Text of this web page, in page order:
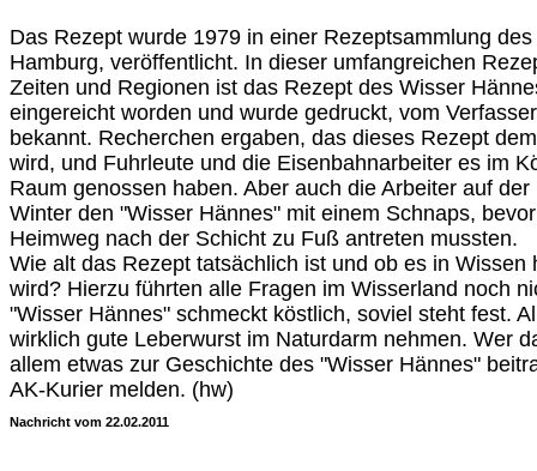
Das Rezept wurde 1979 in einer Rezeptsammlung
Hamburg, veröffentlicht. In dieser umfangreichen
Zeiten und Regionen ist das Rezept des Wisser
eingereicht worden und wurde gedruckt, vom
bekannt. Recherchen ergaben, das dieses Rezept
wird, und Fuhrleute und die Eisenbahnarbeiter es im
Raum genossen haben. Aber auch die Arbeiter auf
Winter den "Wisser Hännes" mit einem Schnaps,
Heimweg nach der Schicht zu Fuß antreten mussten.
Wie alt das Rezept tatsächlich ist und ob es in Wissen
wird? Hierzu führten alle Fragen im Wisserland noch
"Wisser Hännes" schmeckt köstlich, soviel steht fest.
wirklich gute Leberwurst im Naturdarm nehmen. Wer
allem etwas zur Geschichte des "Wisser Hännes"
AK-Kurier melden. (hw)
Nachricht vom 22.02.2011